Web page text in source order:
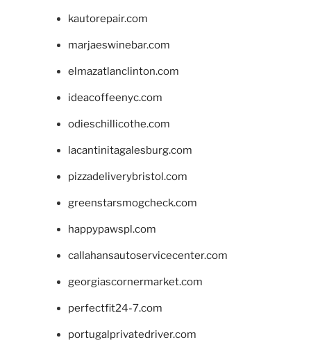
kautorepair.com
marjaeswinebar.com
elmazatlanclinton.com
ideacoffeenyc.com
odieschillicothe.com
lacantinitagalesburg.com
pizzadeliverybristol.com
greenstarsmogcheck.com
happypawspl.com
callahansautoservicecenter.com
georgiascornermarket.com
perfectfit24-7.com
portugalprivatedriver.com